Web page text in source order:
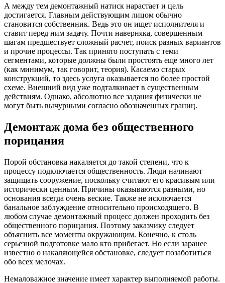
А между тем демонтажный натиск нарастает и цель
достигается. Главным действующим лицом обычно
становится собственник. Ведь это он ищет исполнителя и
ставит перед ним задачу. Почти наверняка, совершенным
шагам предшествует сложный расчет, поиск разных вариантов
и прочие процессы. Так принято поступать с теми
сегментами, которые должны были простоять еще много лет
(как минимум, так говорит, теория). Касаемо старых
конструкций, то здесь услуга оказывается по более простой
схеме. Внешний вид уже подталкивает в существенным
действиям. Однако, абсолютно все задания физически не
могут быть вычурными согласно обозначенных границ.
Демонтаж дома без общественного
порицания
Порой обстановка накаляется до такой степени, что к
процессу подключается общественность. Люди начинают
защищать сооружение, поскольку считают его красивым или
исторически ценным. Причины оказываются разными, но
основания всегда очень веские. Также не исключается
банальное заблуждение относительно происходящего. В
любом случае демонтажный процесс должен проходить без
общественного порицания. Поэтому заказчику следует
объяснить все моменты окружающим. Конечно, к столь
серьезной подготовке мало кто прибегает. Но если заранее
известно о накаляющейся обстановке, следует позаботиться
обо всех мелочах.
Немаловажное значение имеет характер выполняемой работы.